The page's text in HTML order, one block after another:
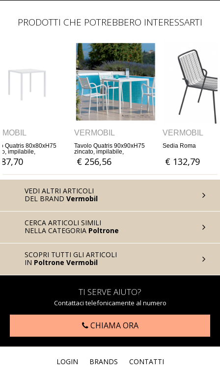
PRODOTTI CHE POTREBBERO INTERESSARTI
Tavolo Quatris 90x90xH75
zincato, impilabile,
Sedia Roma
VEDI ALTRI ARTICOLI
DEL BRAND Vermobil
CERCA ARTICOLI SIMILI
NELLA CATEGORIA Poltrone
SCOPRI TUTTI GLI ARTICOLI
IN Poltrone Vermobil
TI SERVE AIUTO?
Contattaci telefonicamente al numero
CHIAMA ORA
LOGIN BRANDS CONTATTI